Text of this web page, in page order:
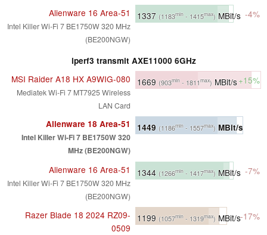
Alienware 16 Area-51
Intel Killer Wi-Fi 7 BE1750W 320 MHz
(BE200NGW)
1337 (1183min - 1415max) MBit/s -4%
iperf3 transmit AXE11000 6GHz
MSI Raider A18 HX A9WIG-080
Mediatek Wi-Fi 7 MT7925 Wireless
LAN Card
1669 (903min - 1811max) MBit/s+15%
Alienware 18 Area-51
Intel Killer Wi-Fi 7 BE1750W 320
MHz (BE200NGW)
1449 (1186min - 1557max) MBit/s
Alienware 16 Area-51
Intel Killer Wi-Fi 7 BE1750W 320 MHz
(BE200NGW)
1344 (1266min - 1417max) MBit/s -7%
Razer Blade 18 2024 RZ09-
0509
1199 (1057min - 1319max)MBit/s-17%